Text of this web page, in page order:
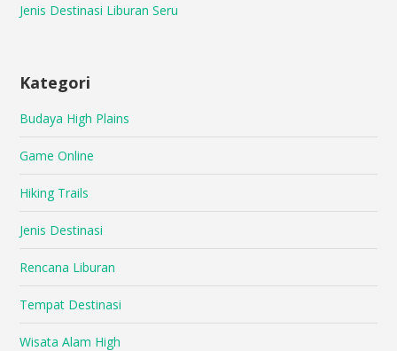
Jenis Destinasi Liburan Seru
Kategori
Budaya High Plains
Game Online
Hiking Trails
Jenis Destinasi
Rencana Liburan
Tempat Destinasi
Wisata Alam High